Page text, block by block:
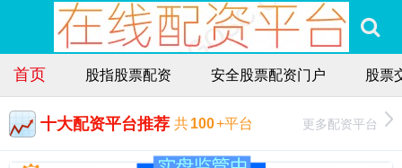
首页 股指股票配资 安全股票配资门户 股票
十大配资平台推荐 共100+平台 更多配资平台